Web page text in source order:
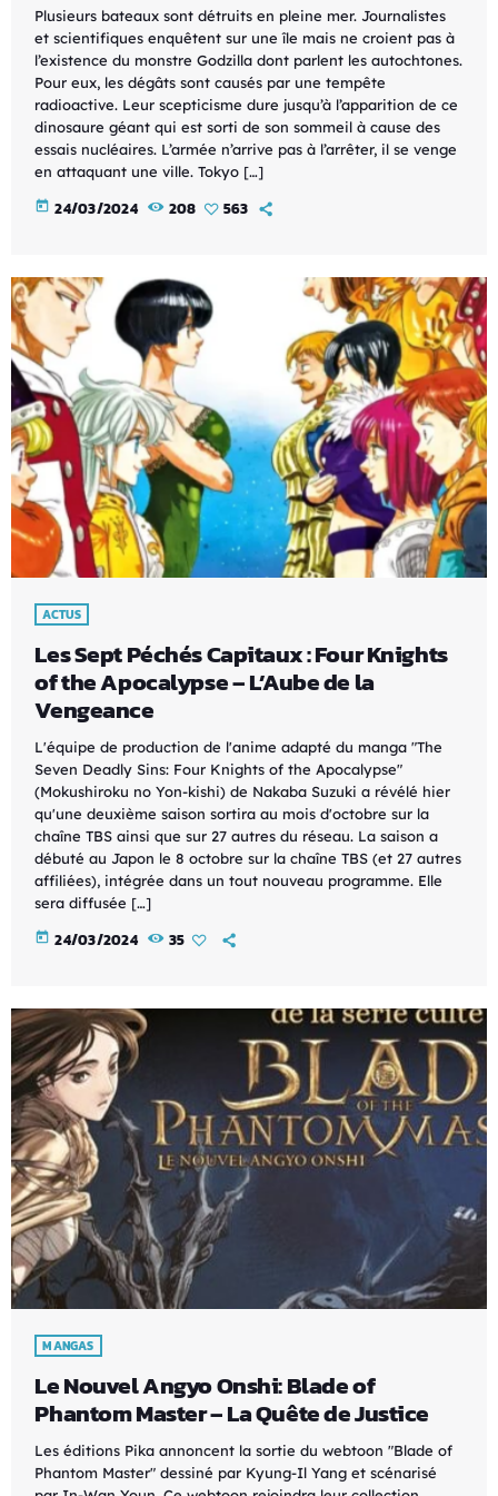
Plusieurs bateaux sont détruits en pleine mer. Journalistes
et scientifiques enquêtent sur une île mais ne croient pas à
l’existence du monstre Godzilla dont parlent les autochtones.
Pour eux, les dégâts sont causés par une tempête
radioactive. Leur scepticisme dure jusqu’à l’apparition de ce
dinosaure géant qui est sorti de son sommeil à cause des
essais nucléaires. L’armée n’arrive pas à l’arrêter, il se venge
en attaquant une ville. Tokyo […]
today 24/03/2024 208 563
ACTUS
Les Sept Péchés Capitaux : Four Knights
of the Apocalypse – L’Aube de la
Vengeance
L'équipe de production de l'anime adapté du manga "The
Seven Deadly Sins: Four Knights of the Apocalypse"
(Mokushiroku no Yon-kishi) de Nakaba Suzuki a révélé hier
qu'une deuxième saison sortira au mois d'octobre sur la
chaîne TBS ainsi que sur 27 autres du réseau. La saison a
débuté au Japon le 8 octobre sur la chaîne TBS (et 27 autres
affiliées), intégrée dans un tout nouveau programme. Elle
sera diffusée […]
today 24/03/2024 35
MANGAS
Le Nouvel Angyo Onshi: Blade of
Phantom Master – La Quête de Justice
Les éditions Pika annoncent la sortie du webtoon "Blade of
Phantom Master" dessiné par Kyung-Il Yang et scénarisé